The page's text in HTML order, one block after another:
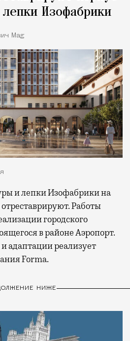
Изофабрики
Mag
Работы
городского
в районе Аэропорт.
адаптации реализует
Forma.
НИЖЕ